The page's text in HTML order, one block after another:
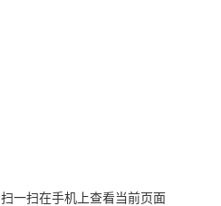
扫一扫在手机上查看当前页面